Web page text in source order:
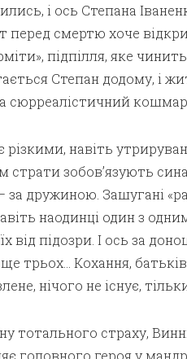
і ось Степана
перед смертю хоче
підпілля, яке чинить
Степан додому, і
сюрреалістичний кошмар.
навіть
страти зобов’язують
за дружиною. Зашугані
наодинці один з
від підозри. І ось за
трьох… Кохання,
нічого не існує,
тотального страху,
головного героя у